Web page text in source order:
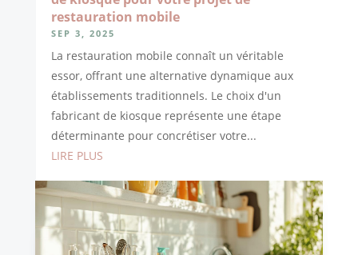
restauration mobile
SEP 3, 2025
La restauration mobile connaît un véritable
essor, offrant une alternative dynamique aux
établissements traditionnels. Le choix d'un
fabricant de kiosque représente une étape
déterminante pour concrétiser votre...
LIRE PLUS